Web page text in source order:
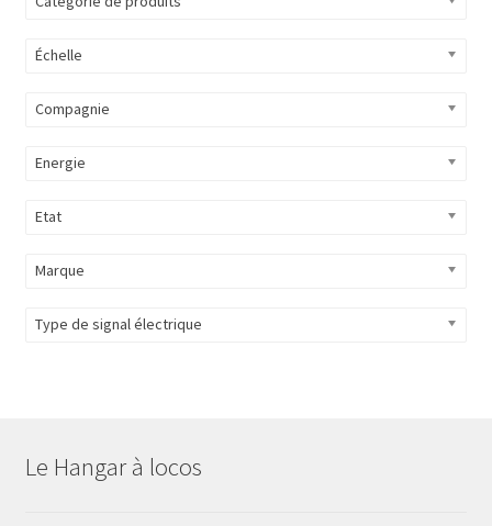
Échelle
Compagnie
Energie
Etat
Marque
Type de signal électrique
Le Hangar à locos